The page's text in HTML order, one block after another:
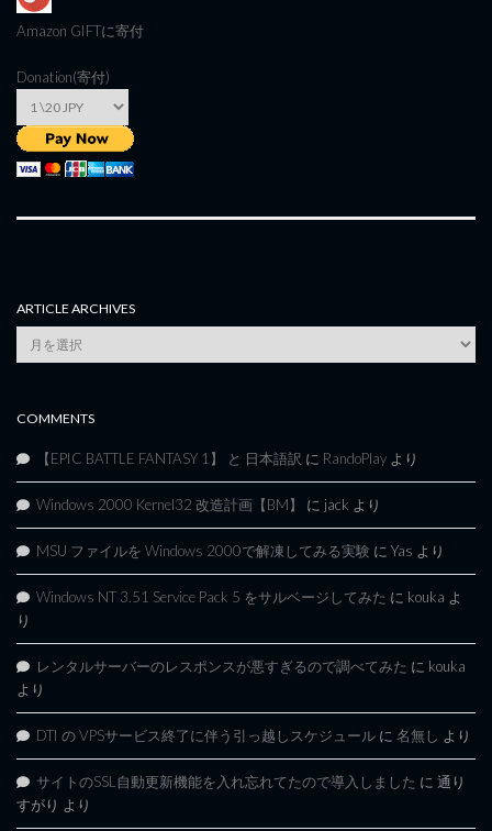
Amazon GIFTに寄付
Donation(寄付)
ARTICLE ARCHIVES
Article
Archives
COMMENTS
【EPIC BATTLE FANTASY 1】 と 日本語訳 に RandoPlay より
Windows 2000 Kernel32 改造計画【BM】 に jack より
MSU ファイルを Windows 2000で解凍してみる実験 に Yas より
Windows NT 3.51 Service Pack 5 をサルベージしてみた に kouka よ
り
レンタルサーバーのレスポンスが悪すぎるので調べてみた に kouka
より
DTI の VPSサービス終了に伴う引っ越しスケジュール に 名無し より
サイトのSSL自動更新機能を入れ忘れてたので導入しました に 通り
すがり より